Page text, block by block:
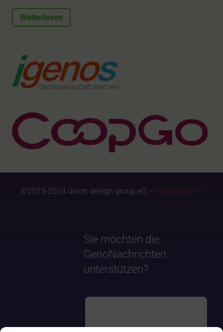
Weiterlesen
©2015-2024 union design group eG – Impressum –
Sie möchten die
GenoNachrichten
unterstützen?